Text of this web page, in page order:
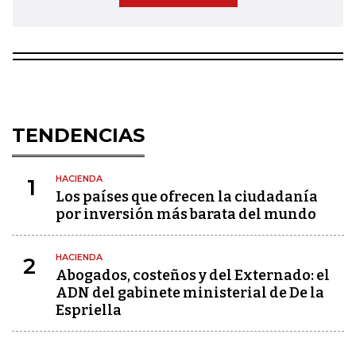
TENDENCIAS
1 HACIENDA
Los países que ofrecen la ciudadanía
por inversión más barata del mundo
2 HACIENDA
Abogados, costeños y del Externado: el
ADN del gabinete ministerial de De la
Espriella